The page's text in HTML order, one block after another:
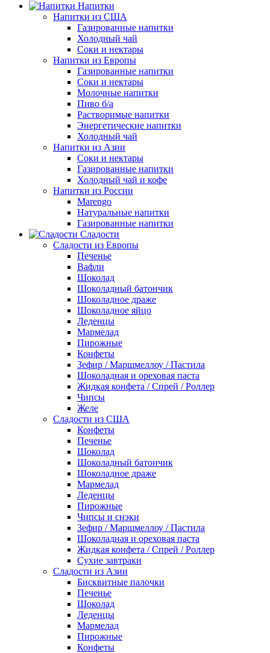
Напитки
Напитки из США
Газированные напитки
Холодный чай
Соки и нектары
Напитки из Европы
Газированные напитки
Соки и нектары
Молочные напитки
Пиво б/а
Растворимые напитки
Энергетические напитки
Холодный чай
Напитки из Азии
Соки и нектары
Газированные напитки
Холодный чай и кофе
Напитки из России
Marengo
Натуральные напитки
Газированные напитки
Сладости
Сладости из Европы
Печенье
Вафли
Шоколад
Шоколадный батончик
Шоколадное драже
Шоколадное яйцо
Леденцы
Мармелад
Пирожные
Конфеты
Зефир / Маршмеллоу / Пастила
Шоколадная и ореховая паста
Жидкая конфета / Спрей / Роллер
Чипсы
Желе
Сладости из США
Конфеты
Печенье
Шоколад
Шоколадный батончик
Шоколадное драже
Мармелад
Леденцы
Пирожные
Чипсы и снэки
Зефир / Маршмеллоу / Пастила
Шоколадная и ореховая паста
Жидкая конфета / Спрей / Роллер
Сухие завтраки
Сладости из Азии
Бисквитные палочки
Печенье
Шоколад
Леденцы
Мармелад
Пирожные
Конфеты